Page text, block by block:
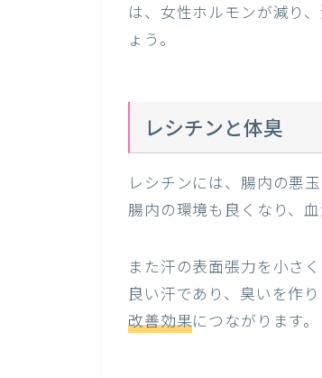
は、女性ホルモンが減り
ょう。
レシチンと体臭
レシチンには、腸内の悪
腸内の環境も良くなり、
また汗の表面張力を小さ
良い汗であり、臭いを作
改善効果につながります。